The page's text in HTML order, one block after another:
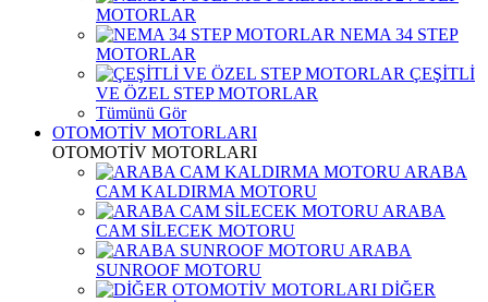
MOTORLAR
NEMA 34 STEP
MOTORLAR
ÇEŞİTLİ
VE ÖZEL STEP MOTORLAR
Tümünü Gör
OTOMOTİV MOTORLARI
OTOMOTİV MOTORLARI
ARABA
CAM KALDIRMA MOTORU
ARABA
CAM SİLECEK MOTORU
ARABA
SUNROOF MOTORU
DİĞER